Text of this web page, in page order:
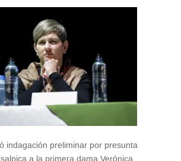
indagación preliminar por presunta
a la primera dama Verónica